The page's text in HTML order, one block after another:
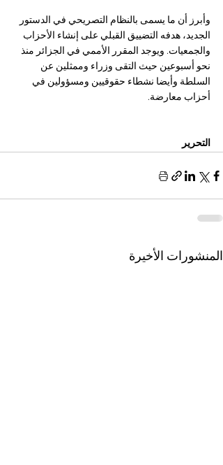
وأبرز أن ما يسمى بالنظام التصريحي في الدستور
الجديد، هدفه التضييق القبلي على إنشاء الأحزاب
والجمعيات. ويوجد المقرر الأممي في الجزائر منذ
نحو أسبوعين حيث التقى وزراء وممثلين عن
السلطة وأيضا نشطاء حقوقيين ومسؤولين في
أحزاب معارضة.
التحرير
المنشورات الأخيرة